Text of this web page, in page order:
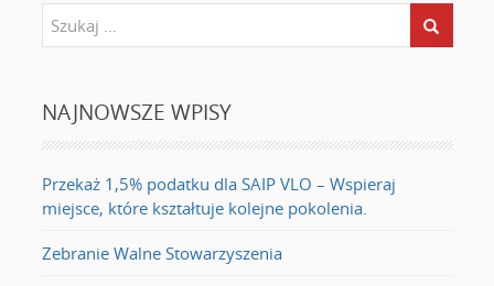
NAJNOWSZE WPISY
Przekaż 1,5% podatku dla SAIP VLO – Wspieraj
miejsce, które kształtuje kolejne pokolenia.
Zebranie Walne Stowarzyszenia